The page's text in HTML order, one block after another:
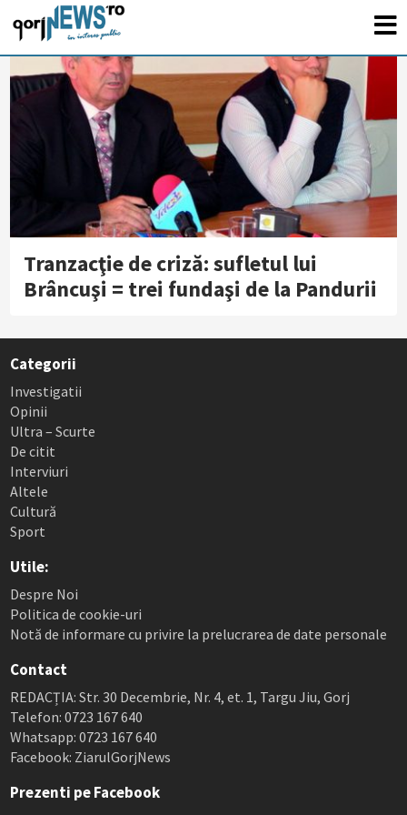
Tranzacţie de criză: sufletul lui
Brâncuşi = trei fundaşi de la Pandurii
Categorii
Investigatii
Opinii
Ultra – Scurte
De citit
Interviuri
Altele
Cultură
Sport
Utile:
Despre Noi
Politica de cookie-uri
Notă de informare cu privire la prelucrarea de date personale
Contact
REDACȚIA: Str. 30 Decembrie, Nr. 4, et. 1, Targu Jiu, Gorj
Telefon: 0723 167 640
Whatsapp: 0723 167 640
Facebook: ZiarulGorjNews
Prezenti pe Facebook